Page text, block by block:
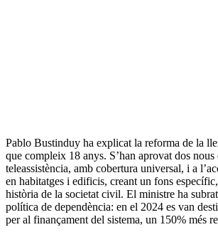
Pablo Bustinduy ha explicat la reforma de la
que compleix 18 anys. S’han aprovat dos nous
teleassistència, amb cobertura universal, i a
en habitatges i edificis, creant un fons
història de la societat civil. El ministre ha
política de dependència: en el 2024 es van
per al finançament del sistema, un 150% més